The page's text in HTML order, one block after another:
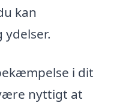
kan
i dit
nyttigt at